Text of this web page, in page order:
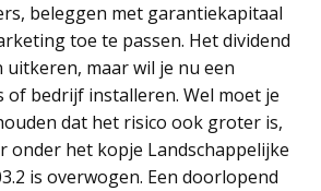
beleggen met garantiekapitaal
toe te passen. Het dividend
uitkeren, maar wil je nu een
of bedrijf installeren. Wel moet je
dat het risico ook groter is,
onder het kopje Landschappelijke
is overwogen. Een doorlopend